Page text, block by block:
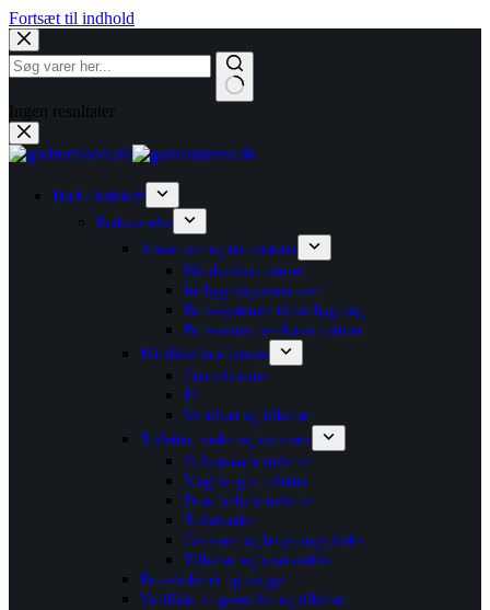
Fortsæt til indhold
Ingen resultater
Bad / køkken
Badeværelse
Armaturer og termostater
Håndvaskarmaturer
Indbygningsarmaturer
Brusesystemer til indbygning
Brusearmaturer/kararmaturer
Håndklæderadiatorer
Centralvarme
El
Ventilsæt og tilbehør
Toiletter, sæder og cisterner
Gulvstående toiletter
Væghængte toiletter
Douche bide toiletter
Toiletsæder
Cisterner og betjeningsplader
Tilbehør og reservedele
Brusekabiner og vægge
Vandlåse, stopventiler og tilbehør